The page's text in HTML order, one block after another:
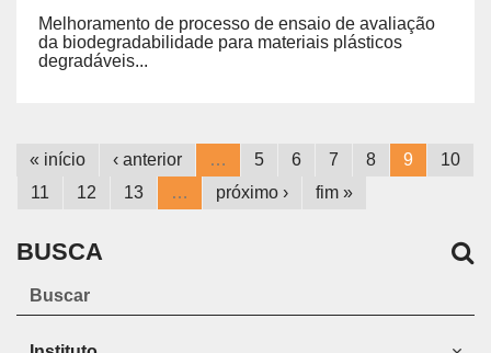
Melhoramento de processo de ensaio de avaliação
da biodegradabilidade para materiais plásticos
degradáveis...
« início ‹ anterior … 5 6 7 8 9
10
11
12 13 … próximo › fim »
BUSCA